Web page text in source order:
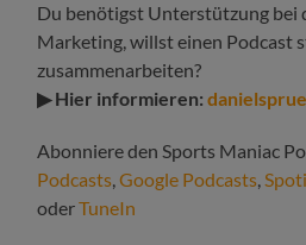
Du benötigst Unterstützung bei
Marketing, willst einen Podcast
zusammenarbeiten?
▶ Hier informieren:
Abonniere den Sports Maniac
Podcasts,Google Podcasts,
oderTuneIn